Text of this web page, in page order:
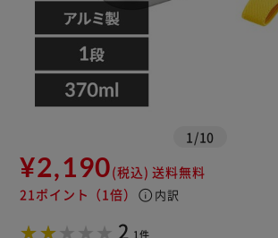
1 /10
¥2,190(税込) 送料無料
21ポイント （1倍） info 内訳
2 1件